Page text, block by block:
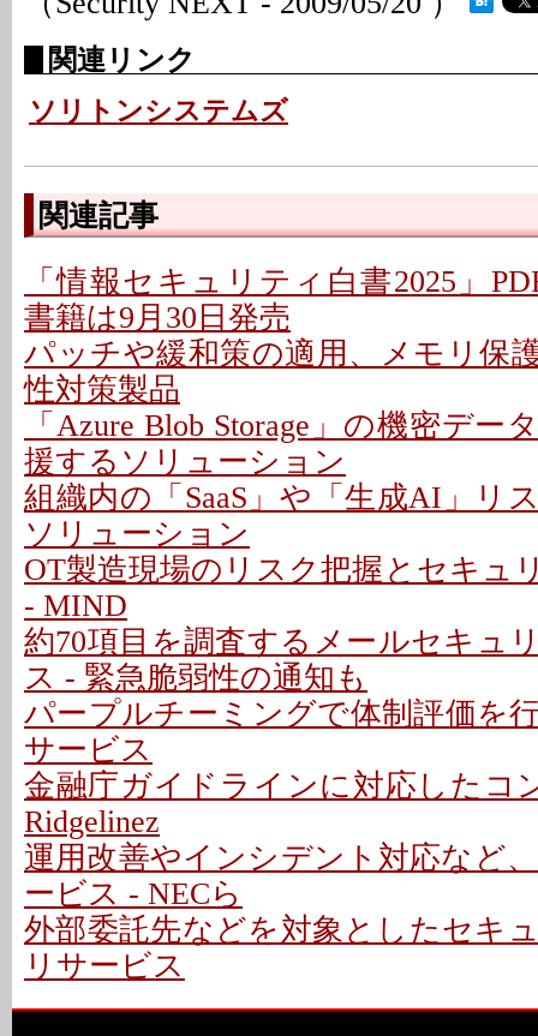
関連リンク
ソリトンシステムズ
関連記事
「情報セキュリティ白書2025」
書籍は9月30日発売
パッチや緩和策の適用、メモリ保
性対策製品
「Azure Blob Storage」の機密デー
援するソリューション
組織内の「SaaS」や「生成AI」リ
ソリューション
OT製造現場のリスク把握とセキュ
- MIND
約70項目を調査するメールセキュ
ス - 緊急脆弱性の通知も
パープルチーミングで体制評価を
サービス
金融庁ガイドラインに対応したコ
Ridgelinez
運用改善やインシデント対応など
ービス - NECら
外部委託先などを対象としたセキ
リサービス